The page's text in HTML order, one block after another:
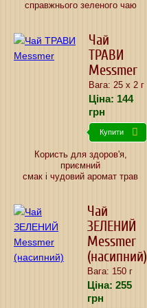
справжнього зеленого чаю
Чай
ТРАВИ
Messmer
Вага: 25 х 2 г
Ціна: 144
грн
Купити
Користь для здоров'я,
приємний
смак і чудовий аромат трав
Чай
ЗЕЛЕНИЙ
Messmer
(насипний)
Вага: 150 г
Ціна: 255
грн